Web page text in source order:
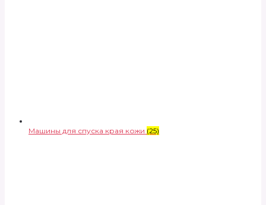
Машины для спуска края кожи (25)